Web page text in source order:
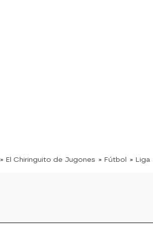
» El Chiringuito de Jugones » Fútbol » Liga